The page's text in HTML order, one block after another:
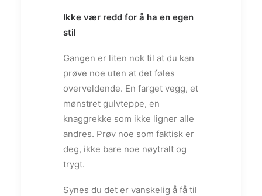
Ikke vær redd for å ha en egen
stil
Gangen er liten nok til at du kan
prøve noe uten at det føles
overveldende. En farget vegg, et
mønstret gulvteppe, en
knaggrekke som ikke ligner alle
andres. Prøv noe som faktisk er
deg, ikke bare noe nøytralt og
trygt.
Synes du det er vanskelig å få til